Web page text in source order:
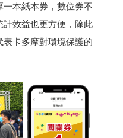
本紙本券，數位券不
效益也更方便，除此
卡多摩對環境保護的